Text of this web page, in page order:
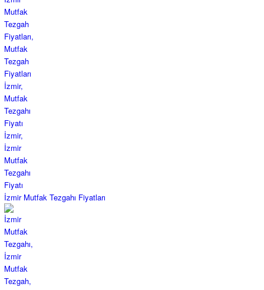
İzmir Mutfak Tezgahı Fiyatları